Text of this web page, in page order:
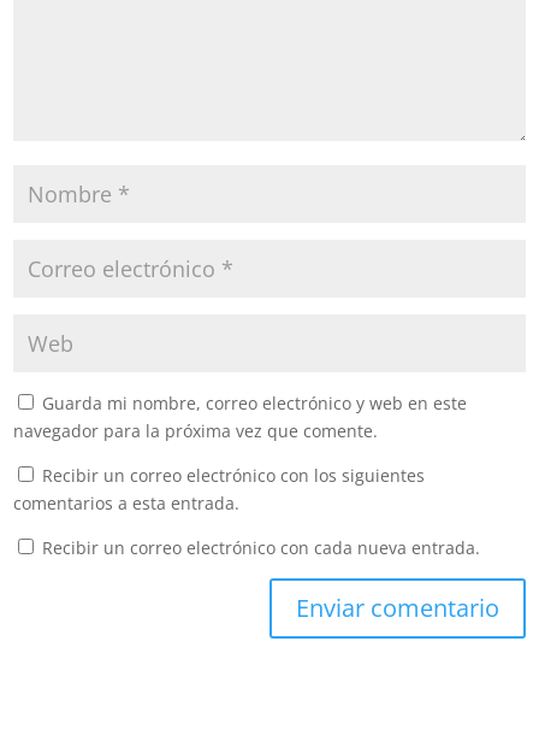
Guarda mi nombre, correo electrónico y web en este
navegador para la próxima vez que comente.
Recibir un correo electrónico con los siguientes
comentarios a esta entrada.
Recibir un correo electrónico con cada nueva entrada.